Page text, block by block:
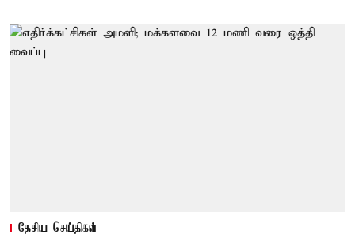
தேசிய செய்திகள்